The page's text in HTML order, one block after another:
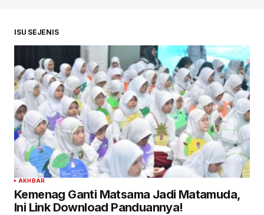
ISU SEJENIS
AKHBAR
Kemenag Ganti Matsama Jadi Matamuda,
Ini Link Download Panduannya!